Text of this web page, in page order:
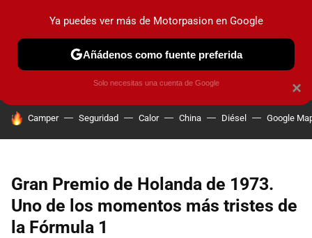
PRUEBAS COCHES ELÉCTRICOS OBSERVATORIO
HOY SE HABLA DE
Camper Seguridad Calor China Diésel Google
Gran Premio de Holanda de 1973.
Uno de los momentos más tristes de
la Fórmula 1
×
Ya puedes ver más de Motorpasion en Google
Añádenos como fuente preferida
Solo necesitas una cuenta de Google